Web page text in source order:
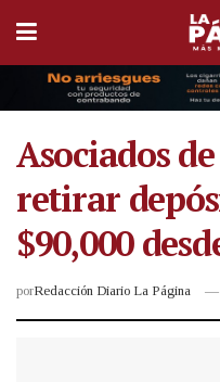
Asociados
retirar
$90,000
porRedacción Diario La Página